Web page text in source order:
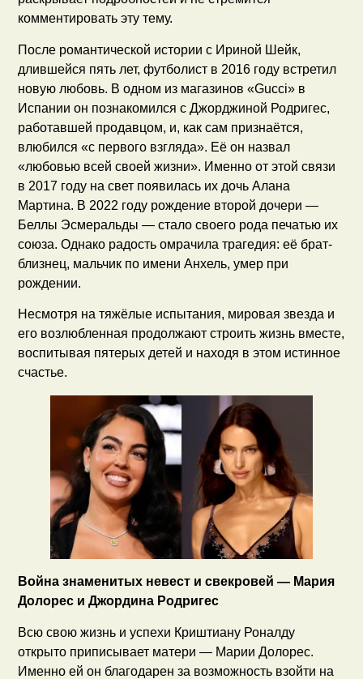
комментировать эту тему.
После романтической истории с Ириной Шейк,
длившейся пять лет, футболист в 2016 году встретил
новую любовь. В одном из магазинов «Gucci» в
Испании он познакомился с Джорджиной Родригес,
работавшей продавцом, и, как сам признаётся,
влюбился «с первого взгляда». Её он назвал
«любовью всей своей жизни». Именно от этой связи
в 2017 году на свет появилась их дочь Алана
Мартина. В 2022 году рождение второй дочери —
Беллы Эсмеральды — стало своего рода печатью их
союза. Однако радость омрачила трагедия: её брат-
близнец, мальчик по имени Анхель, умер при
рождении.
Несмотря на тяжёлые испытания, мировая звезда и
его возлюбленная продолжают строить жизнь вместе,
воспитывая пятерых детей и находя в этом истинное
счастье.
Война знаменитых невест и свекровей — Мария
Долорес и Джордина Родригес
Всю свою жизнь и успехи Криштиану Роналду
открыто приписывает матери — Марии Долорес.
Именно ей он благодарен за возможность взойти на